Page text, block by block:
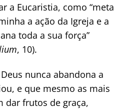
a Eucaristia, como “meta
a ação da Igreja e a
toda a sua força”
, 10).
nunca abandona a
e que mesmo as mais
dar frutos de graça,